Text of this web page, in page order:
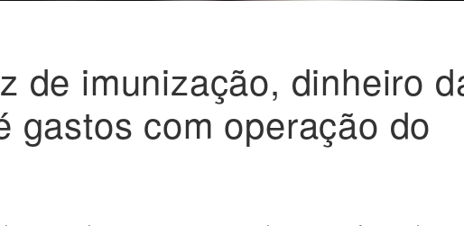
de imunização, dinheiro
gastos com operação do